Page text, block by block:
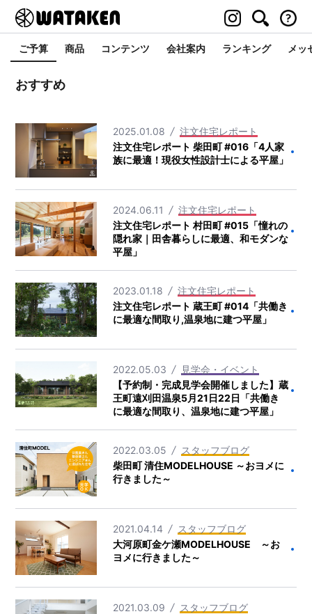
ご予算 商品 コンテンツ 会社案内 ランキング メッ
おすすめ
2025.01.08
注文住宅レポート
注文住宅レポート 柴田町 #016「4人家
族に最適！現役女性設計士による平屋」
2024.06.11
注文住宅レポート
注文住宅レポート 村田町 #015「憧れの
隠れ家｜田舎暮らしに最適、和モダンな
平屋」
2023.01.18
注文住宅レポート
注文住宅レポート 蔵王町 #014「共働き
に最適な間取り,温泉地に建つ平屋」
2022.05.03
見学会・イベント
【予約制・完成見学会開催しました】蔵
王町遠刈田温泉5月21日22日「共働き
に最適な間取り、温泉地に建つ平屋」
2022.03.05
スタッフブログ
柴田町 清住MODELHOUSE ～おヨメに
行きました～
2021.04.14
スタッフブログ
大河原町金ケ瀬MODELHOUSE ～お
ヨメに行きました～
2021.03.09
スタッフブログ